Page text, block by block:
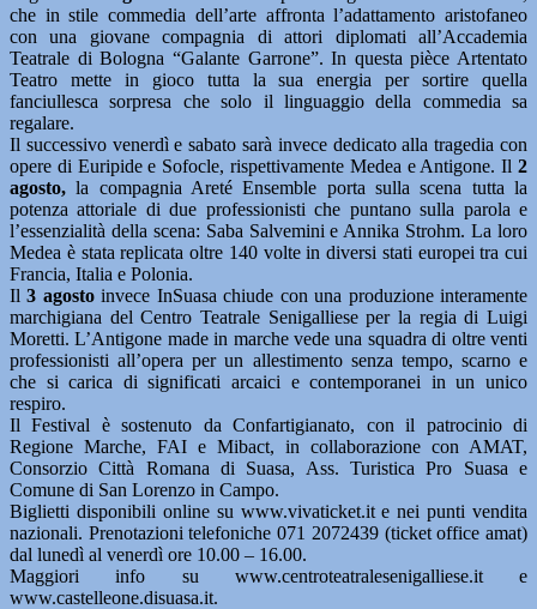
che in stile commedia dell’arte affronta l’adattamento aristofaneo
con una giovane compagnia di attori diplomati all’Accademia
Teatrale di Bologna “Galante Garrone”. In questa pièce Artentato
Teatro mette in gioco tutta la sua energia per sortire quella
fanciullesca sorpresa che solo il linguaggio della commedia sa
regalare.
Il successivo venerdì e sabato sarà invece dedicato alla tragedia con
opere di Euripide e Sofocle, rispettivamente Medea e Antigone. Il 2
agosto, la compagnia Areté Ensemble porta sulla scena tutta la
potenza attoriale di due professionisti che puntano sulla parola e
l’essenzialità della scena: Saba Salvemini e Annika Strohm. La loro
Medea è stata replicata oltre 140 volte in diversi stati europei tra cui
Francia, Italia e Polonia.
Il3 agostoinvece InSuasa chiude con una produzione interamente
marchigiana del Centro Teatrale Senigalliese per la regia di Luigi
Moretti. L’Antigone made in marche vede una squadra di oltre venti
professionisti all’opera per un allestimento senza tempo, scarno e
che si carica di significati arcaici e contemporanei in un unico
respiro.
Il Festival è sostenuto da Confartigianato, con il patrocinio di
Regione Marche, FAI e Mibact, in collaborazione con AMAT,
Consorzio Città Romana di Suasa, Ass. Turistica Pro Suasa e
Comune di San Lorenzo in Campo.
Biglietti disponibili online su www.vivaticket.it e nei punti vendita
nazionali. Prenotazioni telefoniche 071 2072439 (ticket office amat)
dal lunedì al venerdì ore 10.00 – 16.00.
Maggiori info su www.centroteatralesenigalliese.it e
www.castelleone.disuasa.it.